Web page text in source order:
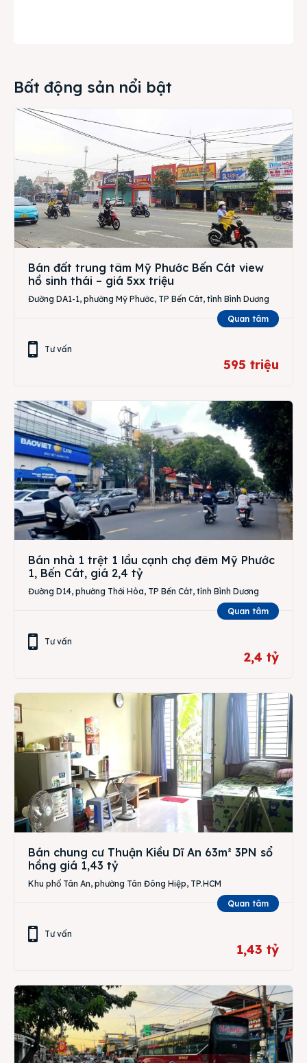
Bất động sản nổi bật
Bán đất trung tâm Mỹ Phước Bến Cát view
hồ sinh thái – giá 5xx triệu
Đường DA1-1, phường Mỹ Phước, TP Bến Cát, tỉnh Bình Dương
Quan tâm
Tư vấn
595 triệu
Bán nhà 1 trệt 1 lầu cạnh chợ đêm Mỹ Phước
1, Bến Cát, giá 2,4 tỷ
Đường D14, phường Thới Hòa, TP Bến Cát, tỉnh Bình Dương
Quan tâm
Tư vấn
2,4 tỷ
Bán chung cư Thuận Kiều Dĩ An 63m² 3PN sổ
hồng giá 1,43 tỷ
Khu phố Tân An, phường Tân Đông Hiệp, TP.HCM
Quan tâm
Tư vấn
1,43 tỷ